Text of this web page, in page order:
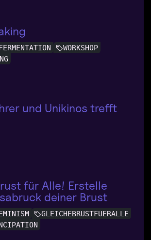
WORKSHOP
und Unikinos trefft
für Alle! Erstelle
deiner Brust
GLEICHEBRUSTFUERALLE